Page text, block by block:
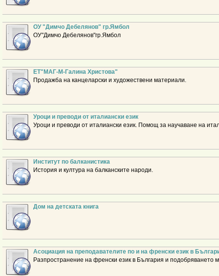
ОУ "Димчо Дебелянов" гр.Ямбол
ОУ"Димчо Дебелянов"гр.Ямбол
ЕТ"МАГ-М-Галина Христова"
Продажба на канцеларски и художествени материали.
Уроци и преводи от италиански език
Уроци и преводи от италиански език. Помощ за научаване на
Институт по балканистика
История и култура на балканските народи.
Дом на детската книга
Асоциация на преподавателите по и на френски език в
Разпространение на френски език в България и подобряването